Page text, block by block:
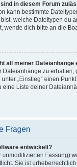
in diesem Forum
kann bestimmte
welche Dateitypen du
wende dich bitte an die
all meiner Dateianhänge
Dateianhänge zu erhalten,
„Einstieg“ einen
eine Liste deiner
Fragen
entwickelt?
unmodifizierten Fassung)
Sie ist